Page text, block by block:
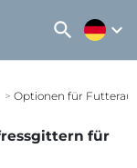
search expand_more
Optionen für
für